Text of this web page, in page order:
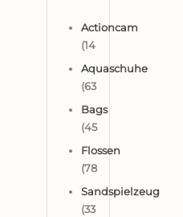
Actioncam
(14
Aquaschuhe
(63
Bags
(45
Flossen
(78
Sandspielzeug
(33